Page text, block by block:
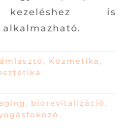
is
, Kozmetika ,
, biorevitalizáció ,